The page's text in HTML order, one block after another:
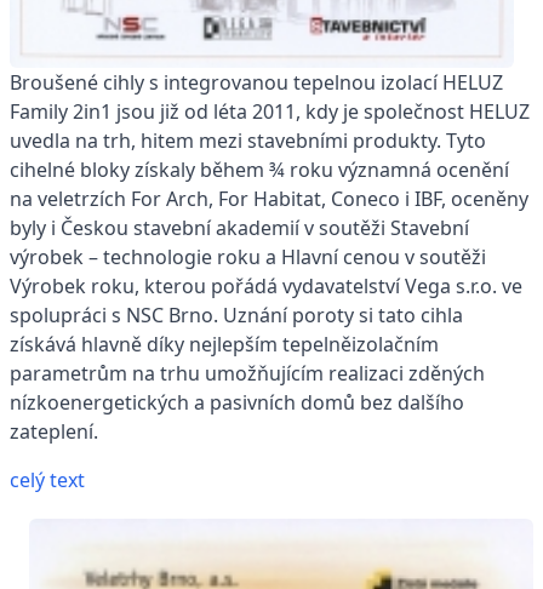
Broušené cihly s integrovanou tepelnou izolací HELUZ
Family 2in1 jsou již od léta 2011, kdy je společnost HELUZ
uvedla na trh, hitem mezi stavebními produkty. Tyto
cihelné bloky získaly během ¾ roku významná ocenění
na veletrzích For Arch, For Habitat, Coneco i IBF, oceněny
byly i Českou stavební akademií v soutěži Stavební
výrobek – technologie roku a Hlavní cenou v soutěži
Výrobek roku, kterou pořádá vydavatelství Vega s.r.o. ve
spolupráci s NSC Brno. Uznání poroty si tato cihla
získává hlavně díky nejlepším tepelněizolačním
parametrům na trhu umožňujícím realizaci zděných
nízkoenergetických a pasivních domů bez dalšího
zateplení.
celý text